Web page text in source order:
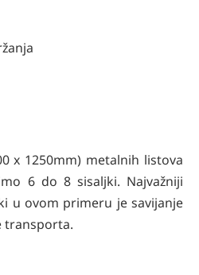
x 1250mm) metalnih listova
6 do 8 sisaljki. Najvažniji
u ovom primeru je savijanje
transporta.